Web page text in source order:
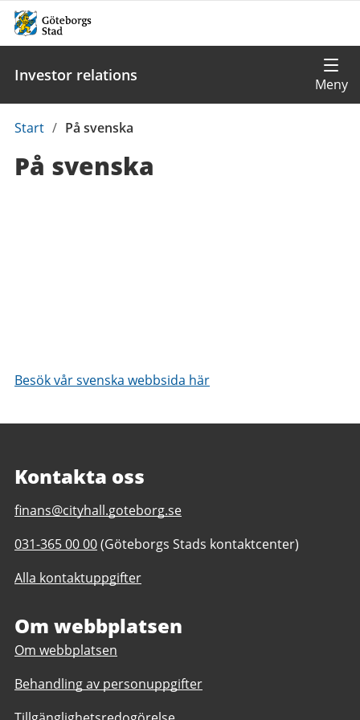
Investor relations
Du
här:
Start / På svenska
På svenska
Besök vår svenska webbsida här
Kontakta oss
E-
till
Investor
relations
finans@cityhall.goteborg.se
Telefonnummer
Investor
031-365 00 00(Göteborgs Stads kontaktcenter)
Alla kontaktuppgifter
Om webbplatsen
Om webbplatsen
Behandling av personuppgifter